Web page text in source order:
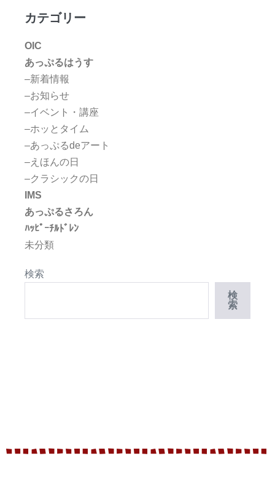
カテゴリー
OIC
あっぷるはうす
–新着情報
–お知らせ
–イベント・講座
–ホッとタイム
–あっぷるdeアート
–えほんの日
–クラシックの日
IMS
あっぷるさろん
ﾊｯﾋﾟｰﾁﾙﾄﾞﾚﾝ
未分類
検索
検
索